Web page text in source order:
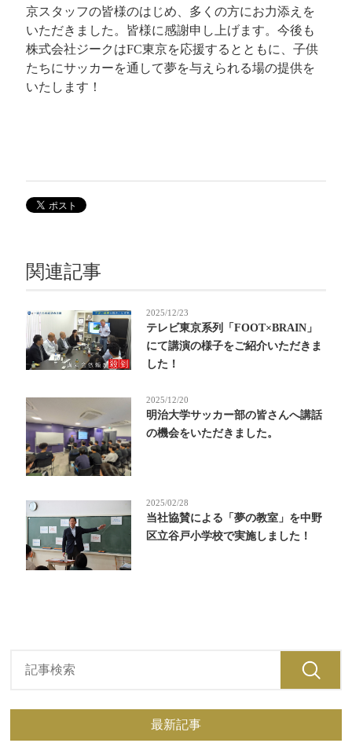
京スタッフの皆様のはじめ、多くの方にお力添えを
いただきました。皆様に感謝申し上げます。今後も
株式会社ジークはFC東京を応援するとともに、子供
たちにサッカーを通して夢を与えられる場の提供を
いたします！
関連記事
2025/12/23
テレビ東京系列「FOOT×BRAIN」
にて講演の様子をご紹介いただきま
した！
2025/12/20
明治大学サッカー部の皆さんへ講話
の機会をいただきました。
2025/02/28
当社協賛による「夢の教室」を中野
区立谷戸小学校で実施しました！
最新記事